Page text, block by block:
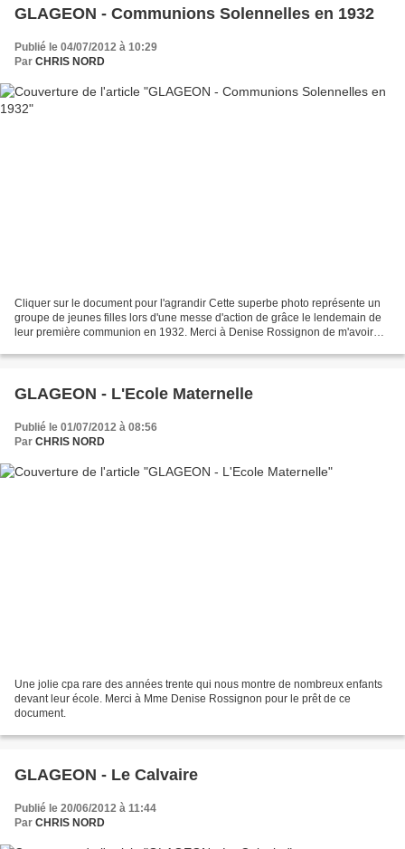
GLAGEON - Communions Solennelles en 1932
Publié le 04/07/2012 à 10:29
Par CHRIS NORD
Cliquer sur le document pour l'agrandir Cette superbe photo représente un
groupe de jeunes filles lors d'une messe d'action de grâce le lendemain de
leur première communion en 1932. Merci à Denise Rossignon de m'avoir
GLAGEON - L'Ecole Maternelle
Publié le 01/07/2012 à 08:56
Par CHRIS NORD
Une jolie cpa rare des années trente qui nous montre de nombreux enfants
devant leur école. Merci à Mme Denise Rossignon pour le prêt de ce
document.
GLAGEON - Le Calvaire
Publié le 20/06/2012 à 11:44
Par CHRIS NORD